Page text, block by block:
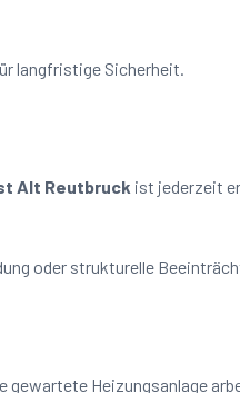
langfristige Sicherheit.
Alt Reutbruck ist jederzeit
oder strukturelle
Heizungsanlage